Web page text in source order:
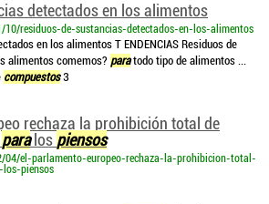
detectados en los alimentos
residuos-de-sustancias-detectados-en-los-alimentos
en los alimentos T ENDENCIAS Residuos de
alimentos comemos? paratodo tipo de alimentos ...
compuestos3
rechaza la prohibición total de
paralos piensos
04/el-parlamento-europeo-rechaza-la-prohibicion-total-
los-piensos